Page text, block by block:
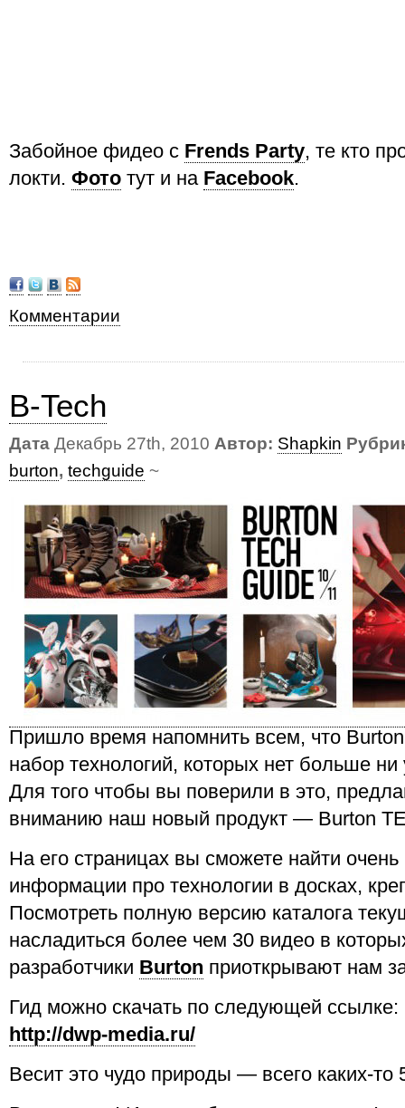
Забойное фидео с Frends Party, те кто
локти. Фото тут и на Facebook.
Комментарии
B-Tech
Дата Декабрь 27th, 2010 Автор: Shapkin
burton, techguide ~
Пришло время напомнить всем, что
набор технологий, которых нет больше ни
Для того чтобы вы поверили в это,
вниманию наш новый продукт — Burton
На его страницах вы сможете найти
информации про технологии в досках,
Посмотреть полную версию каталога
насладиться более чем 30 видео в
разработчики Burton приоткрывают нам
Гид можно скачать по следующей ссылке:
http://dwp-media.ru/
Весит это чудо природы — всего каких-то